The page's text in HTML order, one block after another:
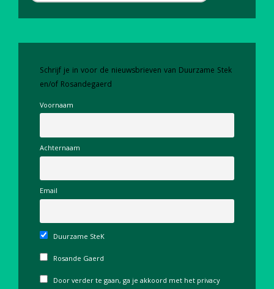
Schrijf je in voor de nieuwsbrieven van Duurzame Stek
en/of Rosandegaerd
Voornaam
Achternaam
Email
Duurzame SteK
Rosande Gaerd
Door verder te gaan, ga je akkoord met het privacy